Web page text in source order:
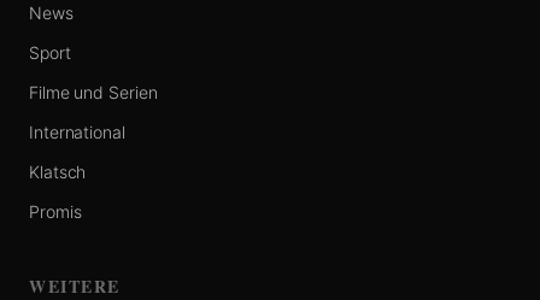
News
Sport
Filme und Serien
International
Klatsch
Promis
WEITERE